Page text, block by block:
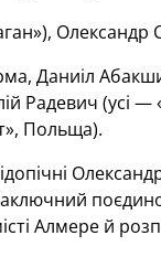
Олександр
Даниіл
Радевич (усі
Польща).
Алмере й